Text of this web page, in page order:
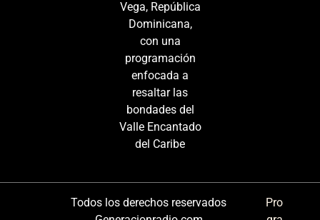
Vega, República
Dominicana,
con una
programación
enfocada a
resaltar las
bondades del
Valle Encantado
del Caribe
Todos los derechos reservados
Pro